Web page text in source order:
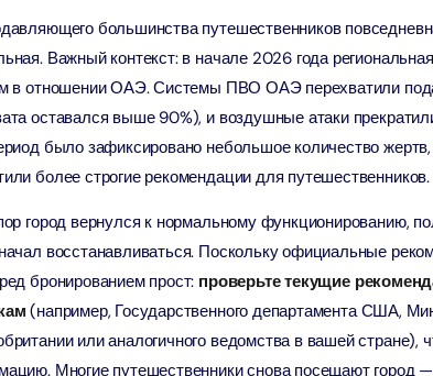
Объединенные Арабские Эмираты
Khalifa (124 Floor) Non-Prime Time + Desert Safari
Aquarium and Underwater Zoo
Объединенные Арабские Эмираты
+ Dubai Aquarium Underwater Zoo
Объединенные Арабские Эмираты
+ Free Global Village (Any Day) + Miracle
Объединенные Арабские Эмираты
большинства путешественников
Важный контекст: в начале 2026 года
в отношении ОАЭ. Системы ПВО ОАЭ перехватили
оставался выше 90%), и воздушные атаки
было зафиксировано небольшое количество жертв,
более строгие рекомендации для путешественников.
город вернулся к нормальному функционированию,
восстанавливаться. Поскольку официальные
бронированием прост: проверьте текущие
(например, Государственного департамента США,
или аналогичного ведомства в вашей стране),
Многие путешественники снова посещают город